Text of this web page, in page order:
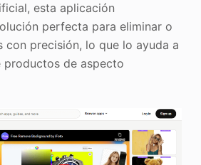
esta aplicación
perfecta para eliminar o
con precisión, lo que lo ayuda a
productos de aspecto